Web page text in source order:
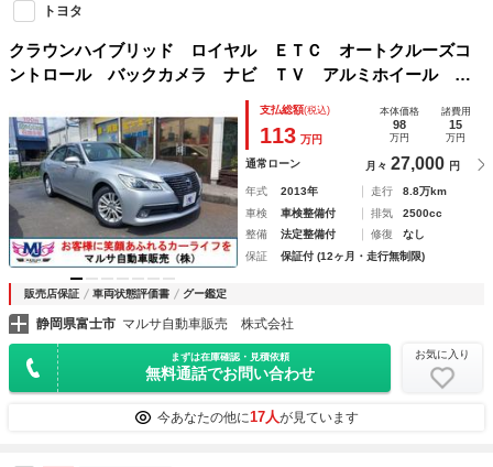
トヨタ
クラウンハイブリッド ロイヤル ＥＴＣ オートクルーズコ
ントロール バックカメラ ナビ ＴＶ アルミホイール オ
ートライト ＨＩＤ ＣＶＴ シートヒーター スマートキ
ー アイドリングストップ 電動格納ミラー 盗難防止システ
ム ＣＤ
支払総額(税込)
113 万円
本体価格
98
万円
諸費用
15
万円
通常ローン 月々 27,000 円
年式 2013年 走行
8.8万km
車検
車検整備付 排気
2500cc
整備
法定整備付 修復
なし
保証
保証付 (12ヶ月・走行無制限)
販売店保証 車両状態評価書 グー鑑定
静岡県富士市 マルサ自動車販売 株式会社
まずは在庫確認・見積依頼
無料通話でお問い合わせ
お気に入り
今あなたの他に17人が見ています